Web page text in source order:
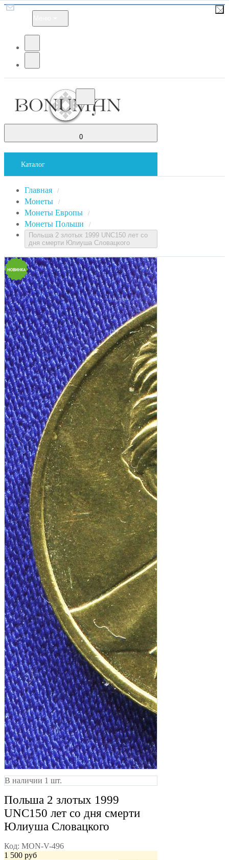
0
Каталог
Главная /
Монеты /
Монеты Европы /
Монеты Польши /
Польша 2 злотых 1999 UNC150 лет со
дня смерти Юлиуша Словацкого
В наличии 1 шт.
Польша 2 злотых 1999
UNC150 лет со дня смерти
Юлиуша Словацкого
Код: MON-V-496
1 500 руб